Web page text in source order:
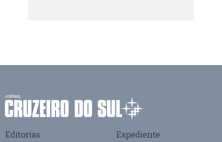
Editorias Expediente